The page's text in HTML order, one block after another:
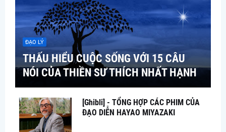
ĐẠO LÝ
THẤU HIỂU CUỘC SỐNG VỚI 15 CÂU
NÓI CỦA THIỀN SƯ THÍCH NHẤT HẠNH
[Ghibli] - TỔNG HỢP CÁC PHIM CỦA
ĐẠO DIỄN HAYAO MIYAZAKI